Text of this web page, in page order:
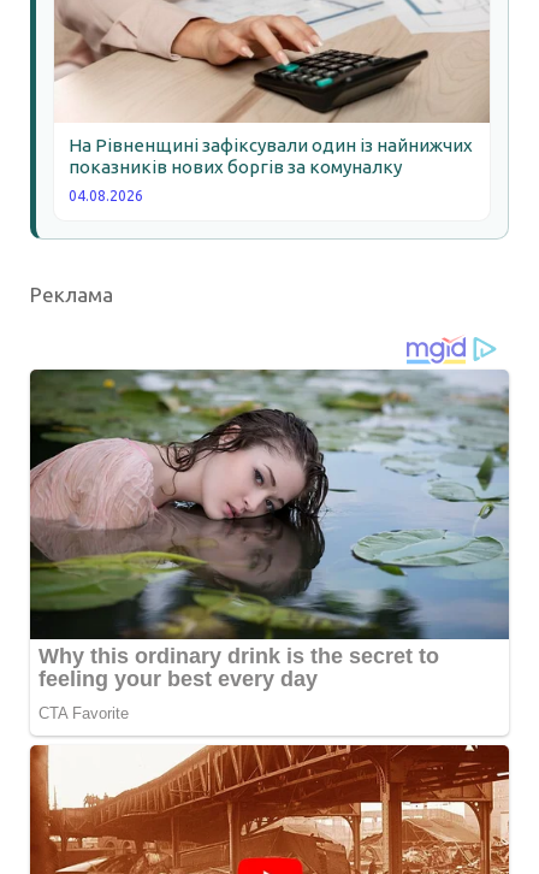
На Рівненщині зафіксували один із найнижчих
показників нових боргів за комуналку
04.08.2026
Реклама